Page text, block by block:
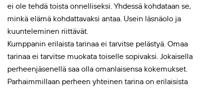
ei ole tehdä toista onnelliseksi. Yhdessä kohdataan se,
minkä elämä kohdattavaksi antaa. Usein läsnäolo ja
kuunteleminen riittävät.
Kumppanin erilaista tarinaa ei tarvitse pelästyä. Omaa
tarinaa ei tarvitse muokata toiselle sopivaksi. Jokaisella
perheenjäsenellä saa olla omanlaisensa kokemukset.
Parhaimmillaan perheen yhteinen tarina on erilaisista